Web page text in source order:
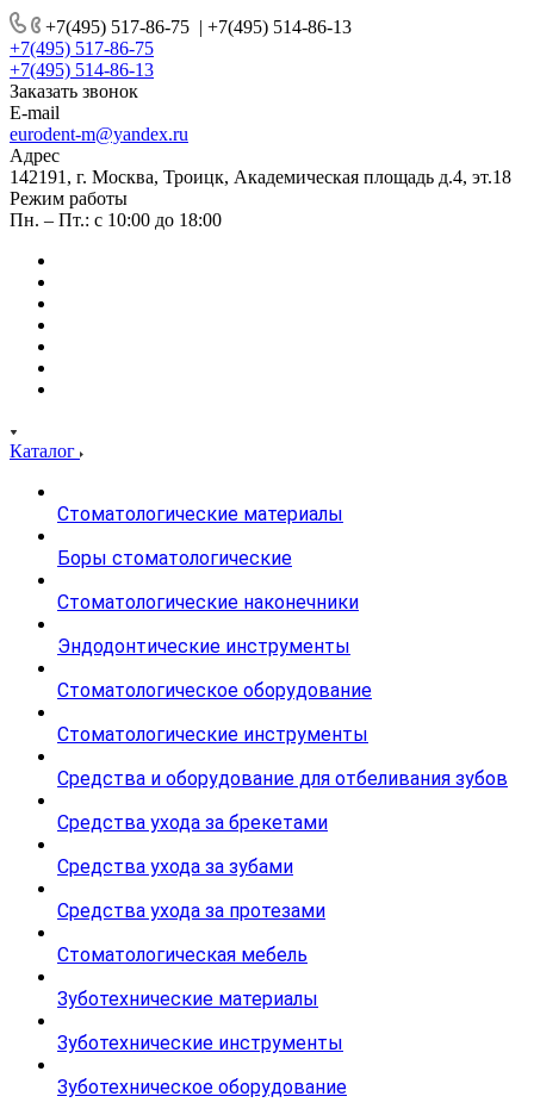
+7(495) 517-86-75 | +7(495) 514-86-13
+7(495) 517-86-75
+7(495) 514-86-13
Заказать звонок
E-mail
eurodent-m@yandex.ru
Адрес
142191, г. Москва, Троицк, Академическая площадь д.4, эт.18
Режим работы
Пн. – Пт.: с 10:00 до 18:00
Каталог
Стоматологические материалы
Боры стоматологические
Стоматологические наконечники
Эндодонтические инструменты
Стоматологическое оборудование
Стоматологические инструменты
Средства и оборудование для отбеливания зубов
Средства ухода за брекетами
Средства ухода за зубами
Средства ухода за протезами
Стоматологическая мебель
Зуботехнические материалы
Зуботехнические инструменты
Зуботехническое оборудование